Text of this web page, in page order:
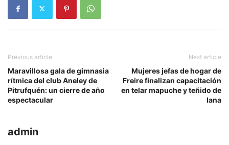
Previous article
Maravillosa gala de gimnasia
rítmica del club Aneley de
Pitrufquén: un cierre de año
espectacular
Next article
Mujeres jefas de hogar de
Freire finalizan capacitación
en telar mapuche y teñido de
lana
admin